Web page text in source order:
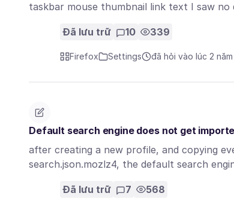
taskbar mouse thumbnail link text I saw
Đã lưu trữ 10 339
Firefox Settings đã hỏi vào lúc 2
Default search engine does not get
after creating a new profile, and copying
search.json.mozlz4, the default search
Đã lưu trữ 7 568